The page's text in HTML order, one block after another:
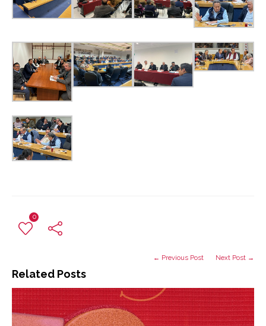
0
Related Posts
← Previous Post Next Post →